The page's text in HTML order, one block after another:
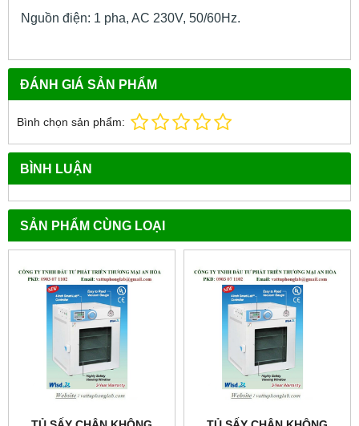
Nguồn điện: 1 pha, AC 230V, 50/60Hz.
ĐÁNH GIÁ SẢN PHẨM
Bình chọn sản phẩm:
BÌNH LUẬN
SẢN PHẨM CÙNG LOẠI